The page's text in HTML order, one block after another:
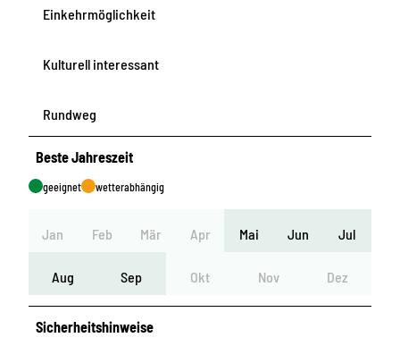
Einkehrmöglichkeit
Kulturell interessant
Rundweg
Beste Jahreszeit
geeignet wetterabhängig
Jan Feb Mär Apr Mai Jun Jul
Aug Sep Okt Nov Dez
Sicherheitshinweise